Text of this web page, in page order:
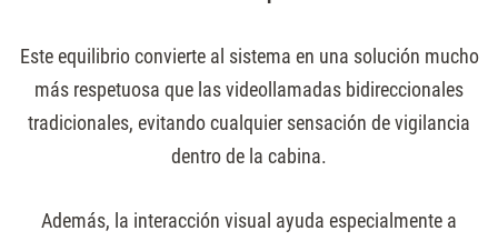
Este equilibrio convierte al sistema en una solución mucho
más respetuosa que las videollamadas bidireccionales
tradicionales, evitando cualquier sensación de vigilancia
dentro de la cabina.
Además, la interacción visual ayuda especialmente a